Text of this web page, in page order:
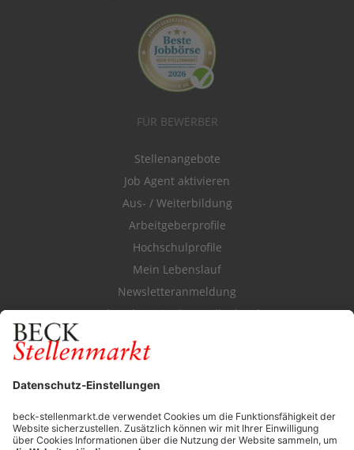
FÜR BEWERBER
Stellenangebote
Job Agent aktivieren
Aus- / Weiterbildung
Arbeitgeberprofile
Hochschulprofile
Mein Lebenslauf
Newsletteranmeldung
Durchsuchen Sie den Stellenkatalog
FÜR ARBEITGEBER
Stellenmarktpreise
Anzeigen-AGB
Media-Daten